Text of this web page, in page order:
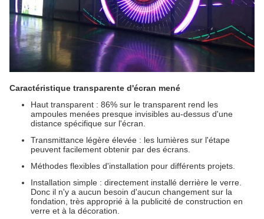
Caractéristique transparente d'écran mené
Haut transparent : 86% sur le transparent rend les
ampoules menées presque invisibles au-dessus d'une
distance spécifique sur l'écran.
Transmittance légère élevée : les lumières sur l'étape
peuvent facilement obtenir par des écrans.
Méthodes flexibles d'installation pour différents projets.
Installation simple : directement installé derrière le verre.
Donc il n'y a aucun besoin d'aucun changement sur la
fondation, très approprié à la publicité de construction en
verre et à la décoration.